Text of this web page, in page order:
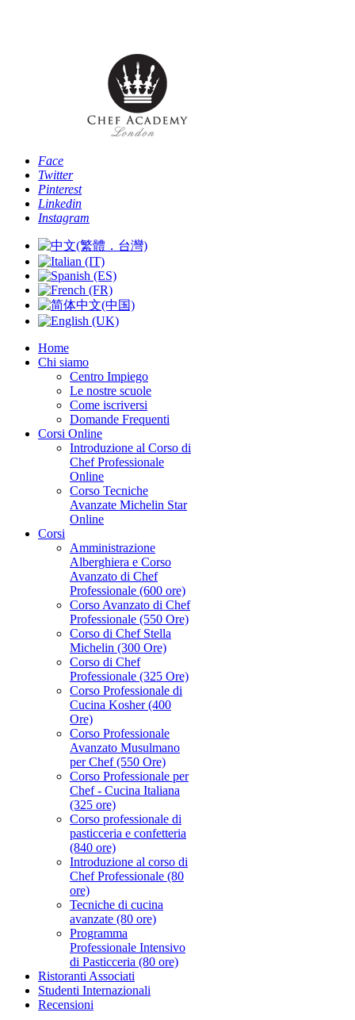
Face
Twitter
Pinterest
Linkedin
Instagram
Home
Chi siamo
Centro Impiego
Le nostre scuole
Come iscriversi
Domande Frequenti
Corsi Online
Introduzione al Corso di
Chef Professionale
Online
Corso Tecniche
Avanzate Michelin Star
Online
Corsi
Amministrazione
Alberghiera e Corso
Avanzato di Chef
Professionale (600 ore)
Corso Avanzato di Chef
Professionale (550 Ore)
Corso di Chef Stella
Michelin (300 Ore)
Corso di Chef
Professionale (325 Ore)
Corso Professionale di
Cucina Kosher (400
Ore)
Corso Professionale
Avanzato Musulmano
per Chef (550 Ore)
Corso Professionale per
Chef - Cucina Italiana
(325 ore)
Corso professionale di
pasticceria e confetteria
(840 ore)
Introduzione al corso di
Chef Professionale (80
ore)
Tecniche di cucina
avanzate (80 ore)
Programma
Professionale Intensivo
di Pasticceria (80 ore)
Ristoranti Associati
Studenti Internazionali
Recensioni